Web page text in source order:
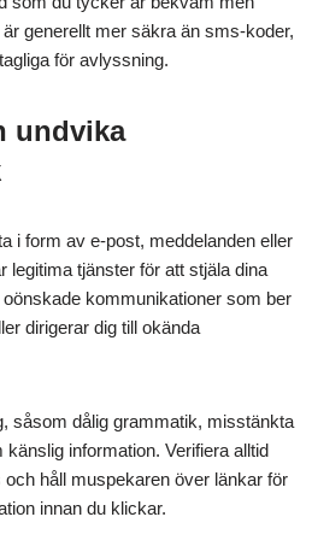
generellt mer säkra än sms-koder,
för avlyssning.
undvika
i form av e-post, meddelanden eller
legitima tjänster för att stjäla dina
kommunikationer som ber
dirigerar dig till okända
såsom dålig grammatik, misstänkta
känslig information. Verifiera alltid
håll muspekaren över länkar för
innan du klickar.